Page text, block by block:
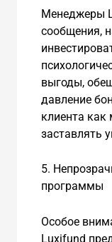
Менеджеры
сообщения,
выгоды,
давление
клиента
заставлять
5.
программы
Особое
Luxifund